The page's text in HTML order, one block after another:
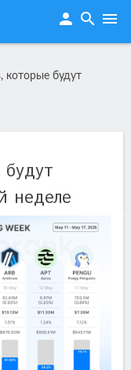
person search menu
которые будут
неделе